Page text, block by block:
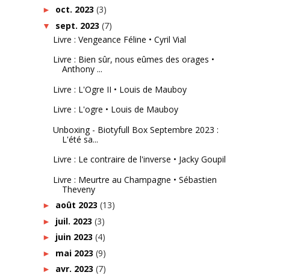
► oct. 2023 (3)
▼ sept. 2023 (7)
Livre : Vengeance Féline • Cyril Vial
Livre : Bien sûr, nous eûmes des orages •
Anthony ...
Livre : L'Ogre II • Louis de Mauboy
Livre : L'ogre • Louis de Mauboy
Unboxing - Biotyfull Box Septembre 2023 :
L'été sa...
Livre : Le contraire de l'inverse • Jacky Goupil
Livre : Meurtre au Champagne • Sébastien
Theveny
► août 2023 (13)
► juil. 2023 (3)
► juin 2023 (4)
► mai 2023 (9)
► avr. 2023 (7)